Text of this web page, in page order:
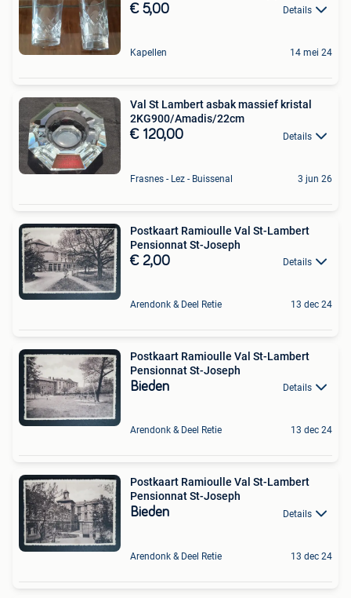
€ 5,00 Details
Kapellen 14 mei 24
Val St Lambert asbak massief kristal
2KG900/Amadis/22cm
€ 120,00 Details
Frasnes - Lez - Buissenal 3 jun 26
Postkaart Ramioulle Val St-Lambert
Pensionnat St-Joseph
€ 2,00 Details
Arendonk & Deel Retie 13 dec 24
Postkaart Ramioulle Val St-Lambert
Pensionnat St-Joseph
Bieden Details
Arendonk & Deel Retie 13 dec 24
Postkaart Ramioulle Val St-Lambert
Pensionnat St-Joseph
Bieden Details
Arendonk & Deel Retie 13 dec 24